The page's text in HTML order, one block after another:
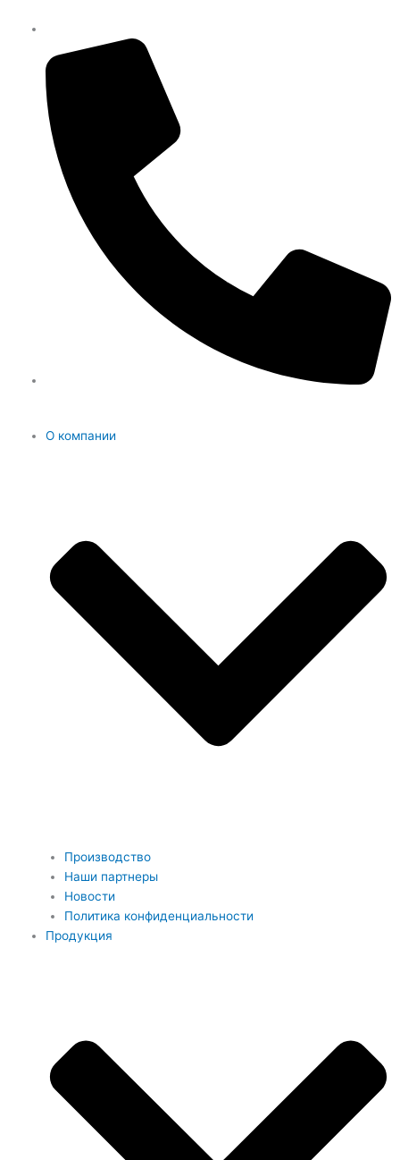
О компании
Производство
Наши партнеры
Новости
Политика конфиденциальности
Продукция